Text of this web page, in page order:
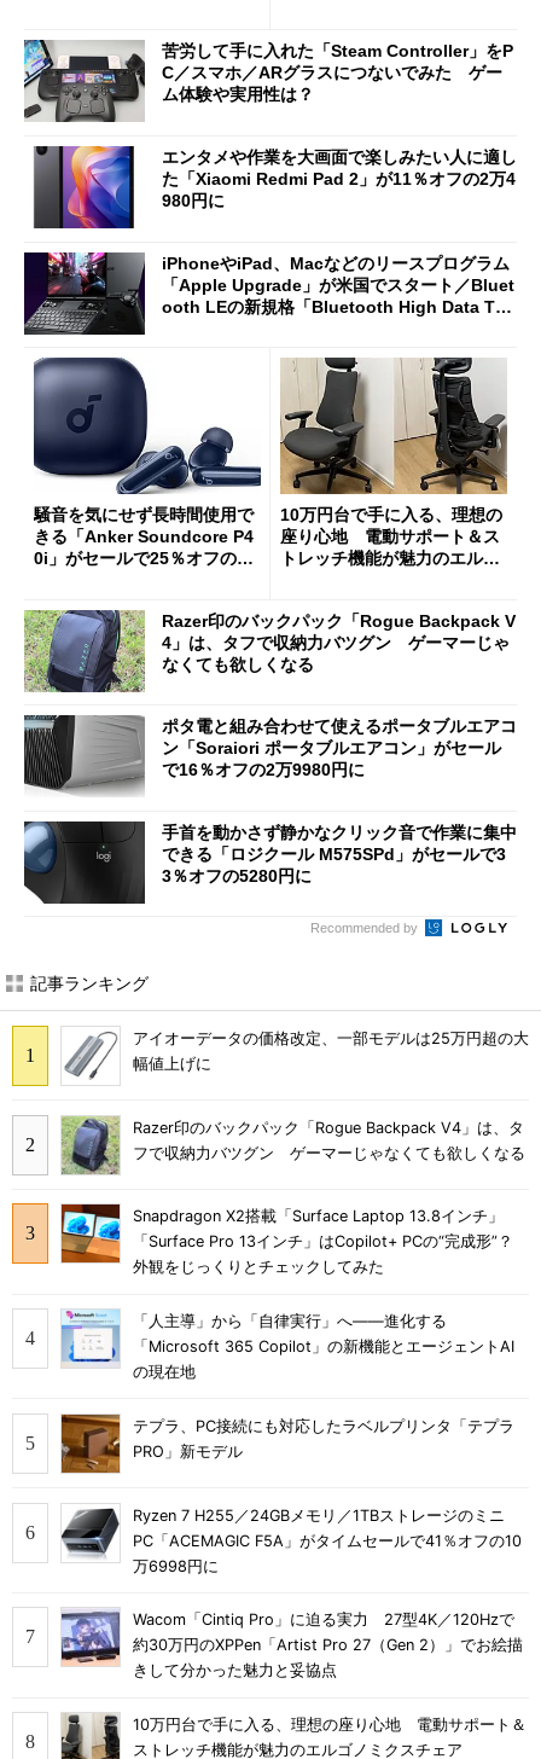
苦労して手に入れた「Steam Controller」をP
C／スマホ／ARグラスにつないでみた ゲー
ム体験や実用性は？
エンタメや作業を大画面で楽しみたい人に適し
た「Xiaomi Redmi Pad 2」が11％オフの2万4
980円に
iPhoneやiPad、Macなどのリースプログラム
「Apple Upgrade」が米国でスタート／Bluet
ooth LEの新規格「Bluetooth High Data Thr
騒音を気にせず長時間使用で
きる「Anker Soundcore P4
0i」がセールで25％オフの59
10万円台で手に入る、理想の
座り心地 電動サポート＆ス
トレッチ機能が魅力のエルゴ
Razer印のバックパック「Rogue Backpack V
4」は、タフで収納力バツグン ゲーマーじゃ
なくても欲しくなる
ポタ電と組み合わせて使えるポータブルエアコ
ン「Soraiori ポータブルエアコン」がセール
で16％オフの2万9980円に
手首を動かさず静かなクリック音で作業に集中
できる「ロジクール M575SPd」がセールで3
3％オフの5280円に
Recommended by
記事ランキング
アイオーデータの価格改定、一部モデルは25万円超の大
幅値上げに
Razer印のバックパック「Rogue Backpack V4」は、タ
フで収納力バツグン ゲーマーじゃなくても欲しくなる
Snapdragon X2搭載「Surface Laptop 13.8インチ」
「Surface Pro 13インチ」はCopilot+ PCの“完成形”？
外観をじっくりとチェックしてみた
「人主導」から「自律実行」へ――進化する
「Microsoft 365 Copilot」の新機能とエージェントAI
の現在地
テプラ、PC接続にも対応したラベルプリンタ「テプラ
PRO」新モデル
Ryzen 7 H255／24GBメモリ／1TBストレージのミニ
PC「ACEMAGIC F5A」がタイムセールで41％オフの10
万6998円に
Wacom「Cintiq Pro」に迫る実力 27型4K／120Hzで
約30万円のXPPen「Artist Pro 27（Gen 2）」でお絵描
きして分かった魅力と妥協点
10万円台で手に入る、理想の座り心地 電動サポート＆
ストレッチ機能が魅力のエルゴノミクスチェア